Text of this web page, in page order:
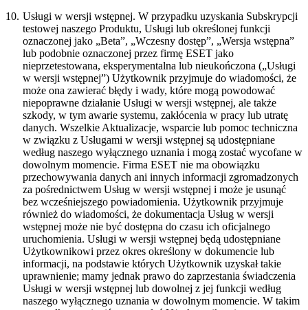
10. Usługi w wersji wstępnej. W przypadku uzyskania Subskrypcji
testowej naszego Produktu, Usługi lub określonej funkcji
oznaczonej jako „Beta”, „Wczesny dostęp”, „Wersja wstępna”
lub podobnie oznaczonej przez firmę ESET jako
nieprzetestowana, eksperymentalna lub nieukończona („Usługi
w wersji wstępnej”) Użytkownik przyjmuje do wiadomości, że
może ona zawierać błędy i wady, które mogą powodować
niepoprawne działanie Usługi w wersji wstępnej, ale także
szkody, w tym awarie systemu, zakłócenia w pracy lub utratę
danych. Wszelkie Aktualizacje, wsparcie lub pomoc techniczna
w związku z Usługami w wersji wstępnej są udostępniane
według naszego wyłącznego uznania i mogą zostać wycofane w
dowolnym momencie. Firma ESET nie ma obowiązku
przechowywania danych ani innych informacji zgromadzonych
za pośrednictwem Usług w wersji wstępnej i może je usunąć
bez wcześniejszego powiadomienia. Użytkownik przyjmuje
również do wiadomości, że dokumentacja Usług w wersji
wstępnej może nie być dostępna do czasu ich oficjalnego
uruchomienia. Usługi w wersji wstępnej będą udostępniane
Użytkownikowi przez okres określony w dokumencie lub
informacji, na podstawie których Użytkownik uzyskał takie
uprawnienie; mamy jednak prawo do zaprzestania świadczenia
Usługi w wersji wstępnej lub dowolnej z jej funkcji według
naszego wyłącznego uznania w dowolnym momencie. W takim